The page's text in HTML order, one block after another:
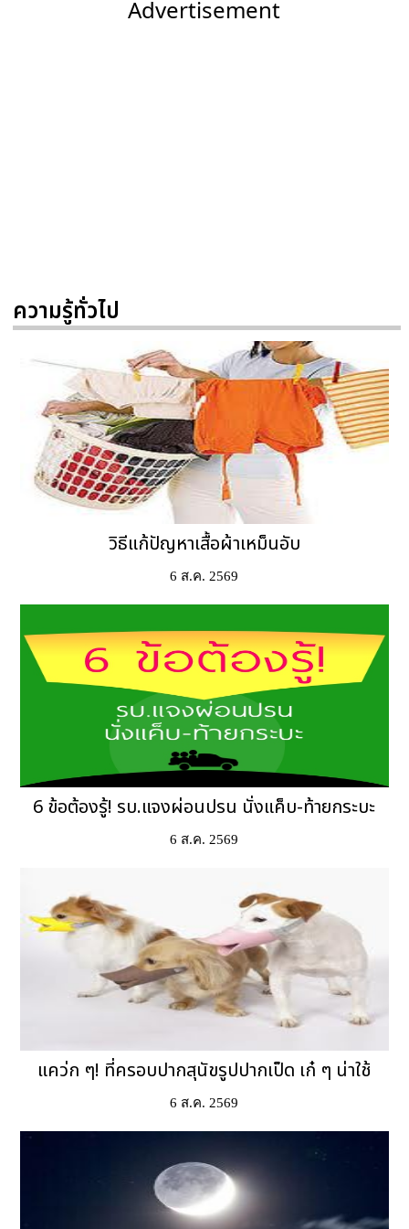
Advertisement
ความรู้ทั่วไป
วิธีแก้ปัญหาเสื้อผ้าเหม็นอับ
6 ส.ค. 2569
6 ข้อต้องรู้! รบ.แจงผ่อนปรน นั่งแค็บ-ท้ายกระบะ
6 ส.ค. 2569
แคว่ก ๆ! ที่ครอบปากสุนัขรูปปากเป็ด เก๋ ๆ น่าใช้
6 ส.ค. 2569